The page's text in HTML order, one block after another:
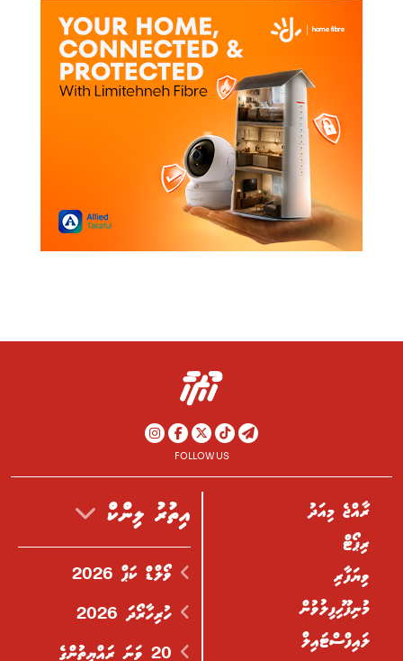
FOLLOW US
ރާއްޖެ މިއަދު
ރިޕޯޓް
ވިޔަފާރި
މުނިފޫހިފިލުވުން
ލައިފްސްޓައިލް
އިތުރު ލިންކް
ވޯލްޑް ކަޕް 2026
ހުރިހާރޯދަ 2026
20 ވަނަ ރައްޔިތުންގެ